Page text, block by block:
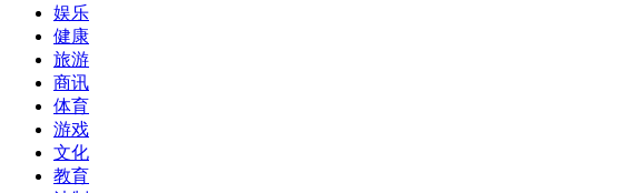
娱乐
健康
旅游
商讯
体育
游戏
文化
教育